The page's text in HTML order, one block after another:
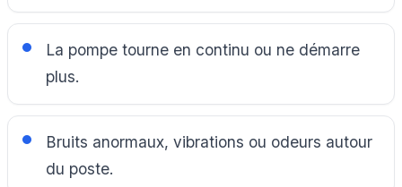
La pompe tourne en continu ou ne démarre
plus.
Bruits anormaux, vibrations ou odeurs autour
du poste.